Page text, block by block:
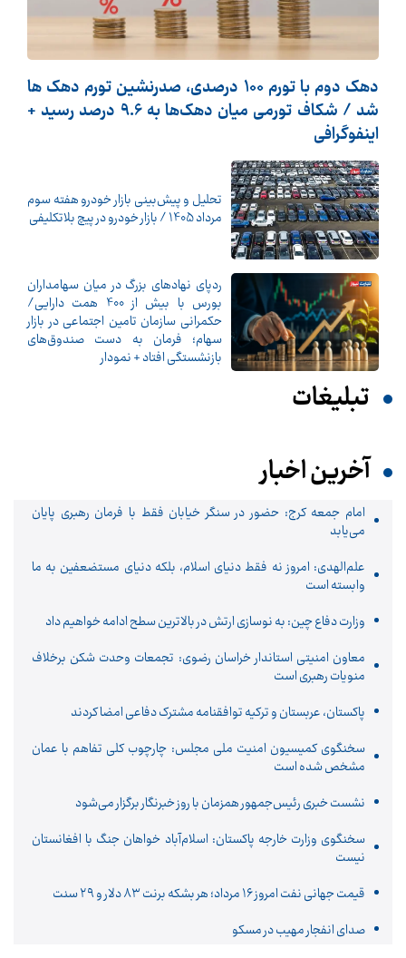
دهک دوم با تورم 100 درصدی، صدرنشین تورم دهک ها
شد / شکاف تورمی میان دهک‌ها به 9.6 درصد رسید +
اینفوگرافی
تحلیل و پیش‌بینی بازار خودرو هفته سوم
مرداد 1405 / بازار خودرو در پیچ بلاتکلیفی
ردپای نهادهای بزرگ در میان سهامداران
بورس با بیش از 400 همت دارایی/
حکمرانی سازمان تامین اجتماعی در بازار
سهام؛ فرمان به دست صندوق‌های
بازنشستگی افتاد + نمودار
تبلیغات
آخرین اخبار
امام جمعه کرج: حضور در سنگر خیابان فقط با فرمان رهبری پایان
می‌یابد
علم‌الهدی: امروز نه فقط دنیای اسلام، بلکه دنیای مستضعفین به ما
وابسته است
وزارت دفاع چین: به نوسازی ارتش در بالاترین سطح ادامه خواهیم داد
معاون امنیتی استاندار خراسان رضوی: تجمعات وحدت شکن برخلاف
منویات رهبری است
پاکستان، عربستان و ترکیه توافقنامه مشترک دفاعی امضا کردند
سخنگوی کمیسیون امنیت ملی مجلس: چارچوب کلی تفاهم با عمان
مشخص شده است
نشست خبری رئیس‌جمهور همزمان با روز خبرنگار برگزار می‌شود
سخنگوی وزارت خارجه پاکستان: اسلام‌آباد خواهان جنگ با افغانستان
نیست
قیمت جهانی نفت امروز ۱۶ مرداد؛ هر بشکه برنت ۸۳ دلار و ۲۹ سنت
صدای انفجار مهیب در مسکو